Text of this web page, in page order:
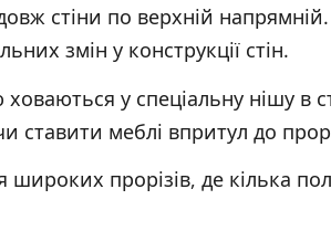
стіни по верхній
змін у конструкції стін.
ховаються у спеціальну нішу в
ставити меблі впритул до
широких прорізів, де кілька